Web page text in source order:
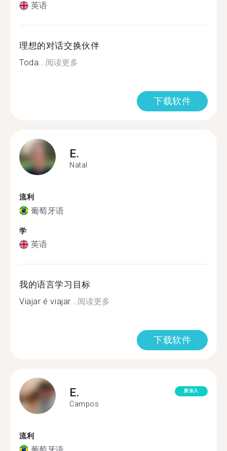
英语
理想的对话交换伙伴
Toda...阅读更多
下载软件
E.
Natal
流利
葡萄牙语
学
英语
我的语言学习目标
Viajar é viajar...阅读更多
下载软件
E.
Campos
新加入
流利